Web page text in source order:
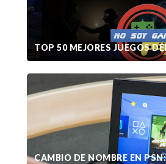
TOP 50 MEJORES JUEGOS
CAMBIO DE NOMBRE EN